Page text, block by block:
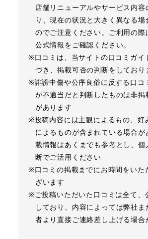
店舗リニューアルやサービス内容
り、現在の状況と大きく異なる場
のでご注意ください。ご利用の際
公式情報をご確認ください。
※口コミは、当サイトの口コミガイ
づき、掲載可否の判断をしており
※誹謗中傷や公序良俗に反する口コ
が不適当だと判断したものは非掲
があります
※投稿内容には主観によるもの、好
によるものが含まれている場合が
載情報はあくまでも参考とし、個
断でご活用ください
※口コミの掲載までにお時間をいた
ざいます
※ご投稿いただいた口コミは全て、
しており、内容によっては弊社ま
者より直接ご連絡差し上げる場合